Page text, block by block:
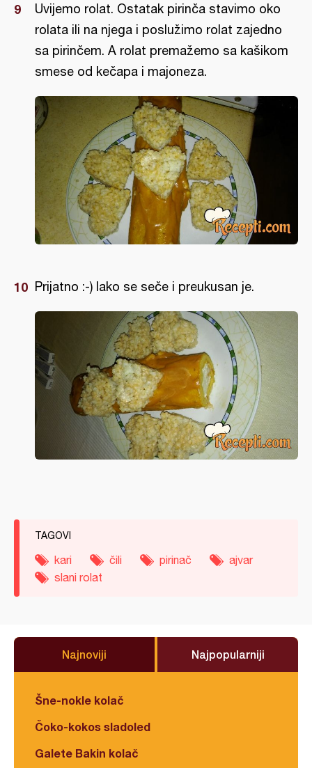
Uvijemo rolat. Ostatak pirinča stavimo oko
rolata ili na njega i poslužimo rolat zajedno
sa pirinčem. A rolat premažemo sa kašikom
smese od kečapa i majoneza.
Prijatno :-) lako se seče i preukusan je.
TAGOVI
kari čili pirinač
ajvar
slani rolat
Najnoviji Najpopularniji
Šne-nokle kolač
Čoko-kokos sladoled
Galete Bakin kolač